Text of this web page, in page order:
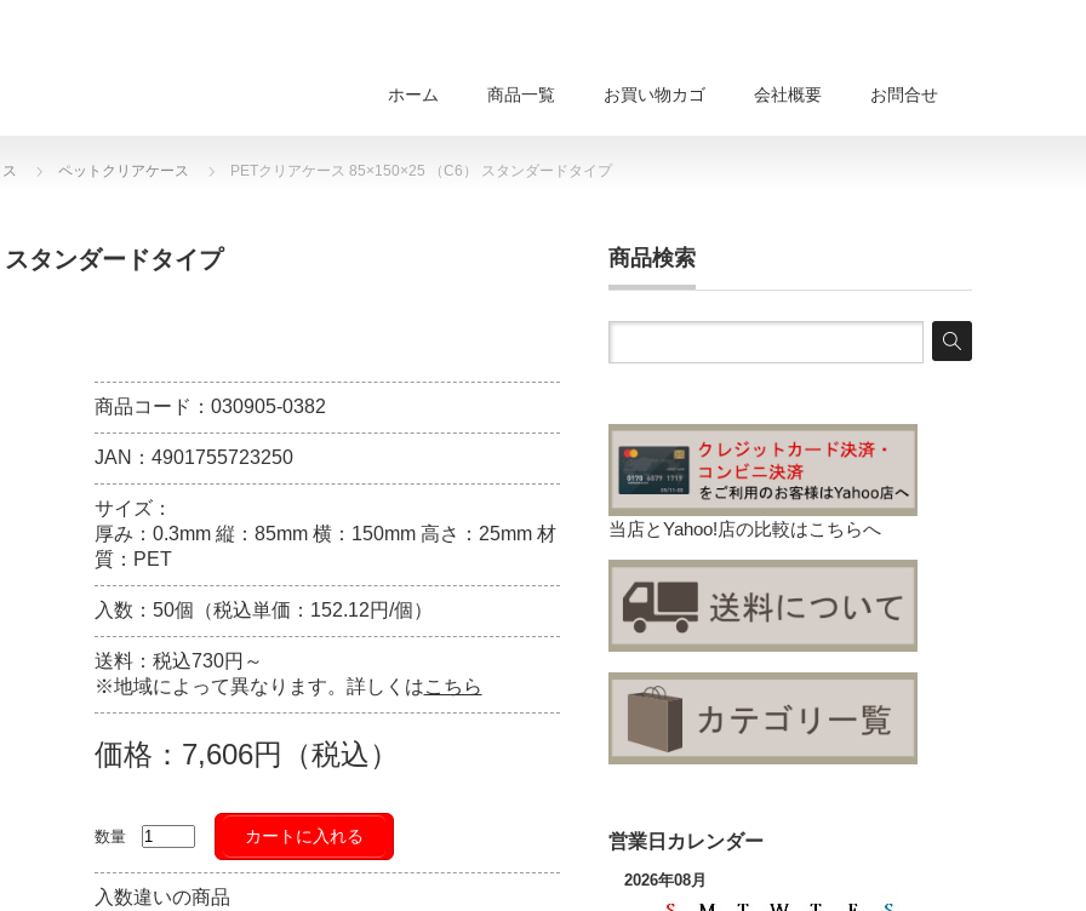
ホーム 商品一覧 お買い物カゴ 会社概要 お問合せ
ペットクリアケース PETクリアケース 85×150×25 （C6） スタンダードタイプ
タンダードタイプ
商品コード：030905-0382
JAN：4901755723250
サイズ：
厚み：0.3mm 縦：85mm 横：150mm 高さ：25mm 材
質：PET
入数：50個（税込単価：152.12円/個）
送料：税込730円～
※地域によって異なります。詳しくはこちら
価格：7,606円（税込）
数量 カートに入れる
入数違いの商品
商品検索
当店とYahoo!店の比較はこちらへ
営業日カレンダー
2026年08月